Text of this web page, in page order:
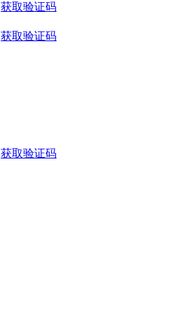
获取验证码
获取验证码
获取验证码